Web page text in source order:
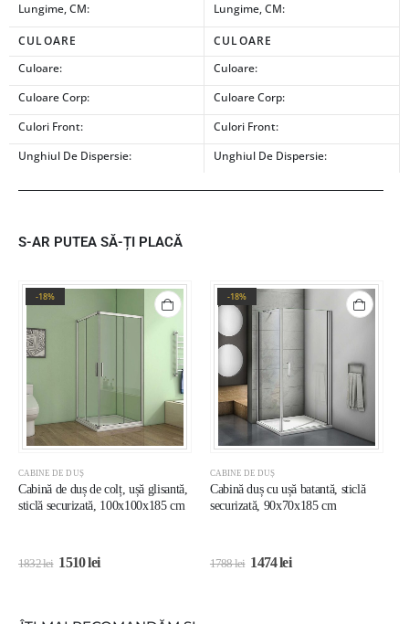
Lungime, CM: Lungime, CM:
CULOARE
CULOARE
Culoare:
Culoare:
Culoare Corp:
Culoare Corp:
Culori Front:
Culori Front:
Unghiul De Dispersie:
Unghiul De Dispersie:
S-AR PUTEA SĂ-ȚI PLACĂ
-18%
CABINE DE DUȘ
Cabină de duș de colț, ușă glisantă,
sticlă securizată, 100x100x185 cm
1832lei 1510lei
-18%
CABINE DE DUȘ
Cabină duș cu ușă batantă, sticlă
securizată, 90x70x185 cm
1788lei 1474lei